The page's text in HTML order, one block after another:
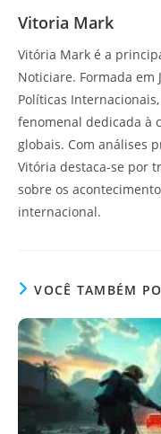
Vitoria Mark
Vitória Mark é a
Noticiare. Formada em
Políticas
fenomenal dedicada à
globais. Com análises
Vitória destaca-se por
sobre os
internacional.
VOCÊ TAMBÉM